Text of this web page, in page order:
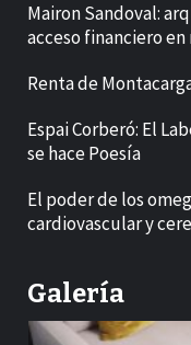
Mairon Sandoval:
acceso financiero
Renta de
Espai Corberó: El
se hace Poesía
El poder de los
cardiovascular y
Galería